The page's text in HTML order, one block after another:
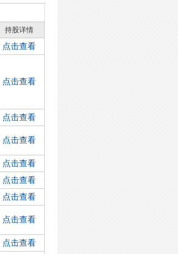
持股详情
点击查看
点击查看
点击查看
点击查看
点击查看
点击查看
点击查看
点击查看
点击查看